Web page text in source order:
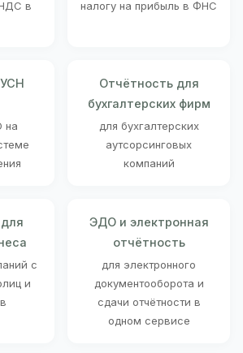
в
налогу на прибыль в ФНС
на
Отчётность для
бухгалтерских фирм
для бухгалтерских
аутсорсинговых
компаний
с
и
ЭДО и электронная
отчётность
для электронного
документооборота и
сдачи отчётности в
одном сервисе